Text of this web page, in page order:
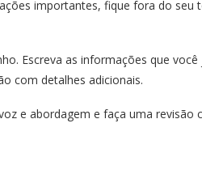
importantes, fique fora do seu
Escreva as informações que
com detalhes adicionais.
e abordagem e faça uma revisão